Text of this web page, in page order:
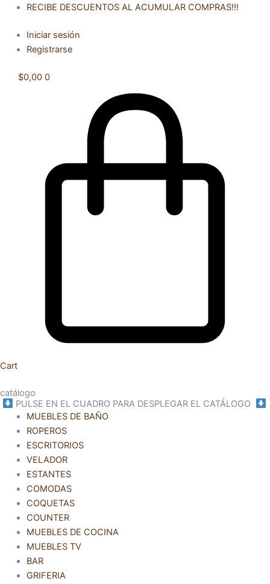
contenido
RECIBE DESCUENTOS AL ACUMULAR COMPRAS!!!
Iniciar sesión
Registrarse
$0,00 0
Cart
catálogo
PULSE EN EL CUADRO PARA DESPLEGAR EL CATÁLOGO
MUEBLES DE BAÑO
ROPEROS
ESCRITORIOS
VELADOR
ESTANTES
COMODAS
COQUETAS
COUNTER
MUEBLES DE COCINA
MUEBLES TV
BAR
GRIFERIA